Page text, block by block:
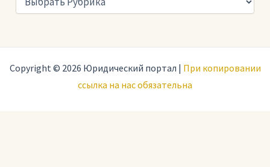
Copyright © 2026 Юридический портал | При копировании
ссылка на нас обязательна